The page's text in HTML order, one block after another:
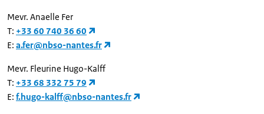
Mevr. Anaelle Fer
T: +33 60 740 36 60
E: a.fer@nbso-nantes.fr
Mevr. Fleurine Hugo-Kalff
T: +33 68 332 75 79
E: f.hugo-kalff@nbso-nantes.fr